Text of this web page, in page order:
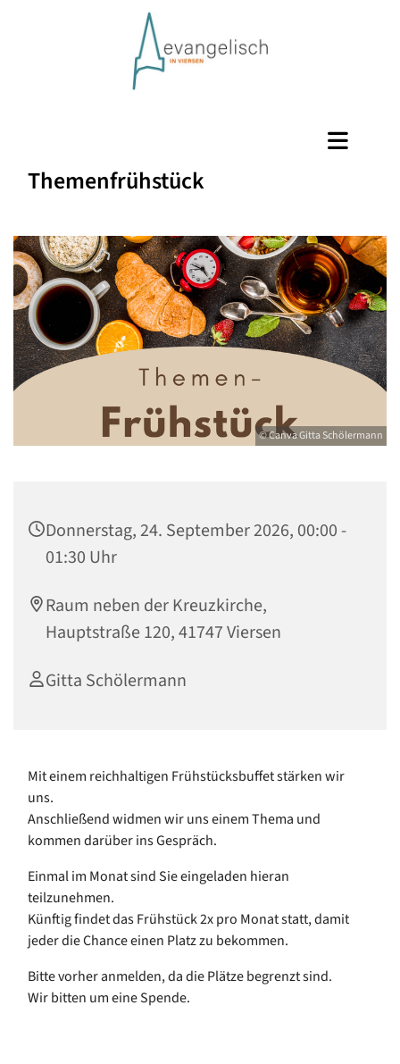
Themenfrühstück
© Canva Gitta Schölermann
Donnerstag, 24. September 2026, 00:00 -
01:30 Uhr
Raum neben der Kreuzkirche,
Hauptstraße 120, 41747 Viersen
Gitta Schölermann
Mit einem reichhaltigen Frühstücksbuffet stärken wir
uns.
Anschließend widmen wir uns einem Thema und
kommen darüber ins Gespräch.
Einmal im Monat sind Sie eingeladen hieran
teilzunehmen.
Künftig findet das Frühstück 2x pro Monat statt, damit
jeder die Chance einen Platz zu bekommen.
Bitte vorher anmelden, da die Plätze begrenzt sind.
Wir bitten um eine Spende.